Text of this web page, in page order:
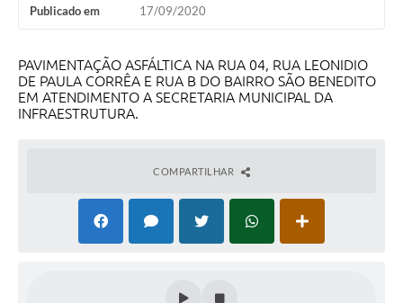
Publicado em 17/09/2020
PAVIMENTAÇÃO ASFÁLTICA NA RUA 04, RUA LEONIDIO
DE PAULA CORRÊA E RUA B DO BAIRRO SÃO BENEDITO
EM ATENDIMENTO A SECRETARIA MUNICIPAL DA
INFRAESTRUTURA.
COMPARTILHAR